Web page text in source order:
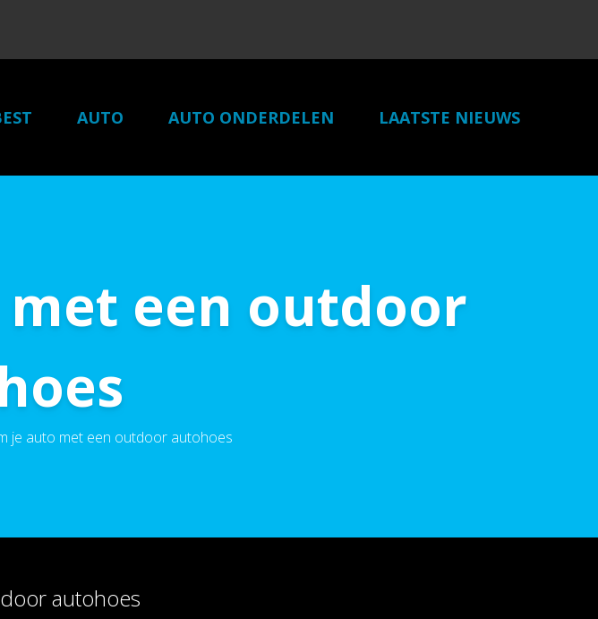
AUTO AUTO ONDERDELEN LAATSTE NIEUWS
een outdoor
je auto met een outdoor autohoes
autohoes